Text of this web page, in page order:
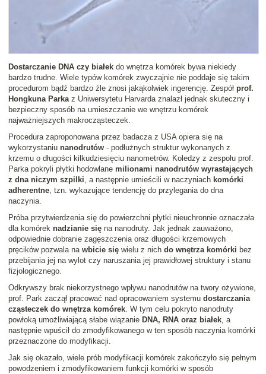
Dostarczanie DNA czy białek do wnętrza komórek bywa niekiedy
bardzo trudne. Wiele typów komórek zwyczajnie nie poddaje się takim
procedurom bądź bardzo źle znosi jakąkolwiek ingerencję. Zespół prof.
Hongkuna Parka z Uniwersytetu Harvarda znalazł jednak skuteczny i
bezpieczny sposób na umieszczanie we wnętrzu komórek
najważniejszych makrocząsteczek.
Procedura zaproponowana przez badacza z USA opiera się na
wykorzystaniu nanodrutów - podłużnych struktur wykonanych z
krzemu o długości kilkudziesięciu nanometrów. Koledzy z zespołu prof.
Parka pokryli płytki hodowlane milionami nanodrutów wyrastających
z dna niczym szpilki, a następnie umieścili w naczyniach komórki
adherentne, tzn. wykazujące tendencję do przylegania do dna
naczynia.
Próba przytwierdzenia się do powierzchni płytki nieuchronnie oznaczała
dla komórek nadzianie się na nanodruty. Jak jednak zauważono,
odpowiednie dobranie zagęszczenia oraz długości krzemowych
pręcików pozwala na wbicie się wielu z nich do wnętrza komórki bez
przebijania jej na wylot czy naruszania jej prawidłowej struktury i stanu
fizjologicznego.
Odkrywszy brak niekorzystnego wpływu nanodrutów na twory ożywione,
prof. Park zaczął pracować nad opracowaniem systemu dostarczania
cząsteczek do wnętrza komórek. W tym celu pokryto nanodruty
powłoką umożliwiającą słabe wiązanie DNA, RNA oraz białek, a
następnie wpuścił do zmodyfikowanego w ten sposób naczynia komórki
przeznaczone do modyfikacji.
Jak się okazało, wiele prób modyfikacji komórek zakończyło się pełnym
powodzeniem i zmodyfikowaniem funkcji komórki w sposób